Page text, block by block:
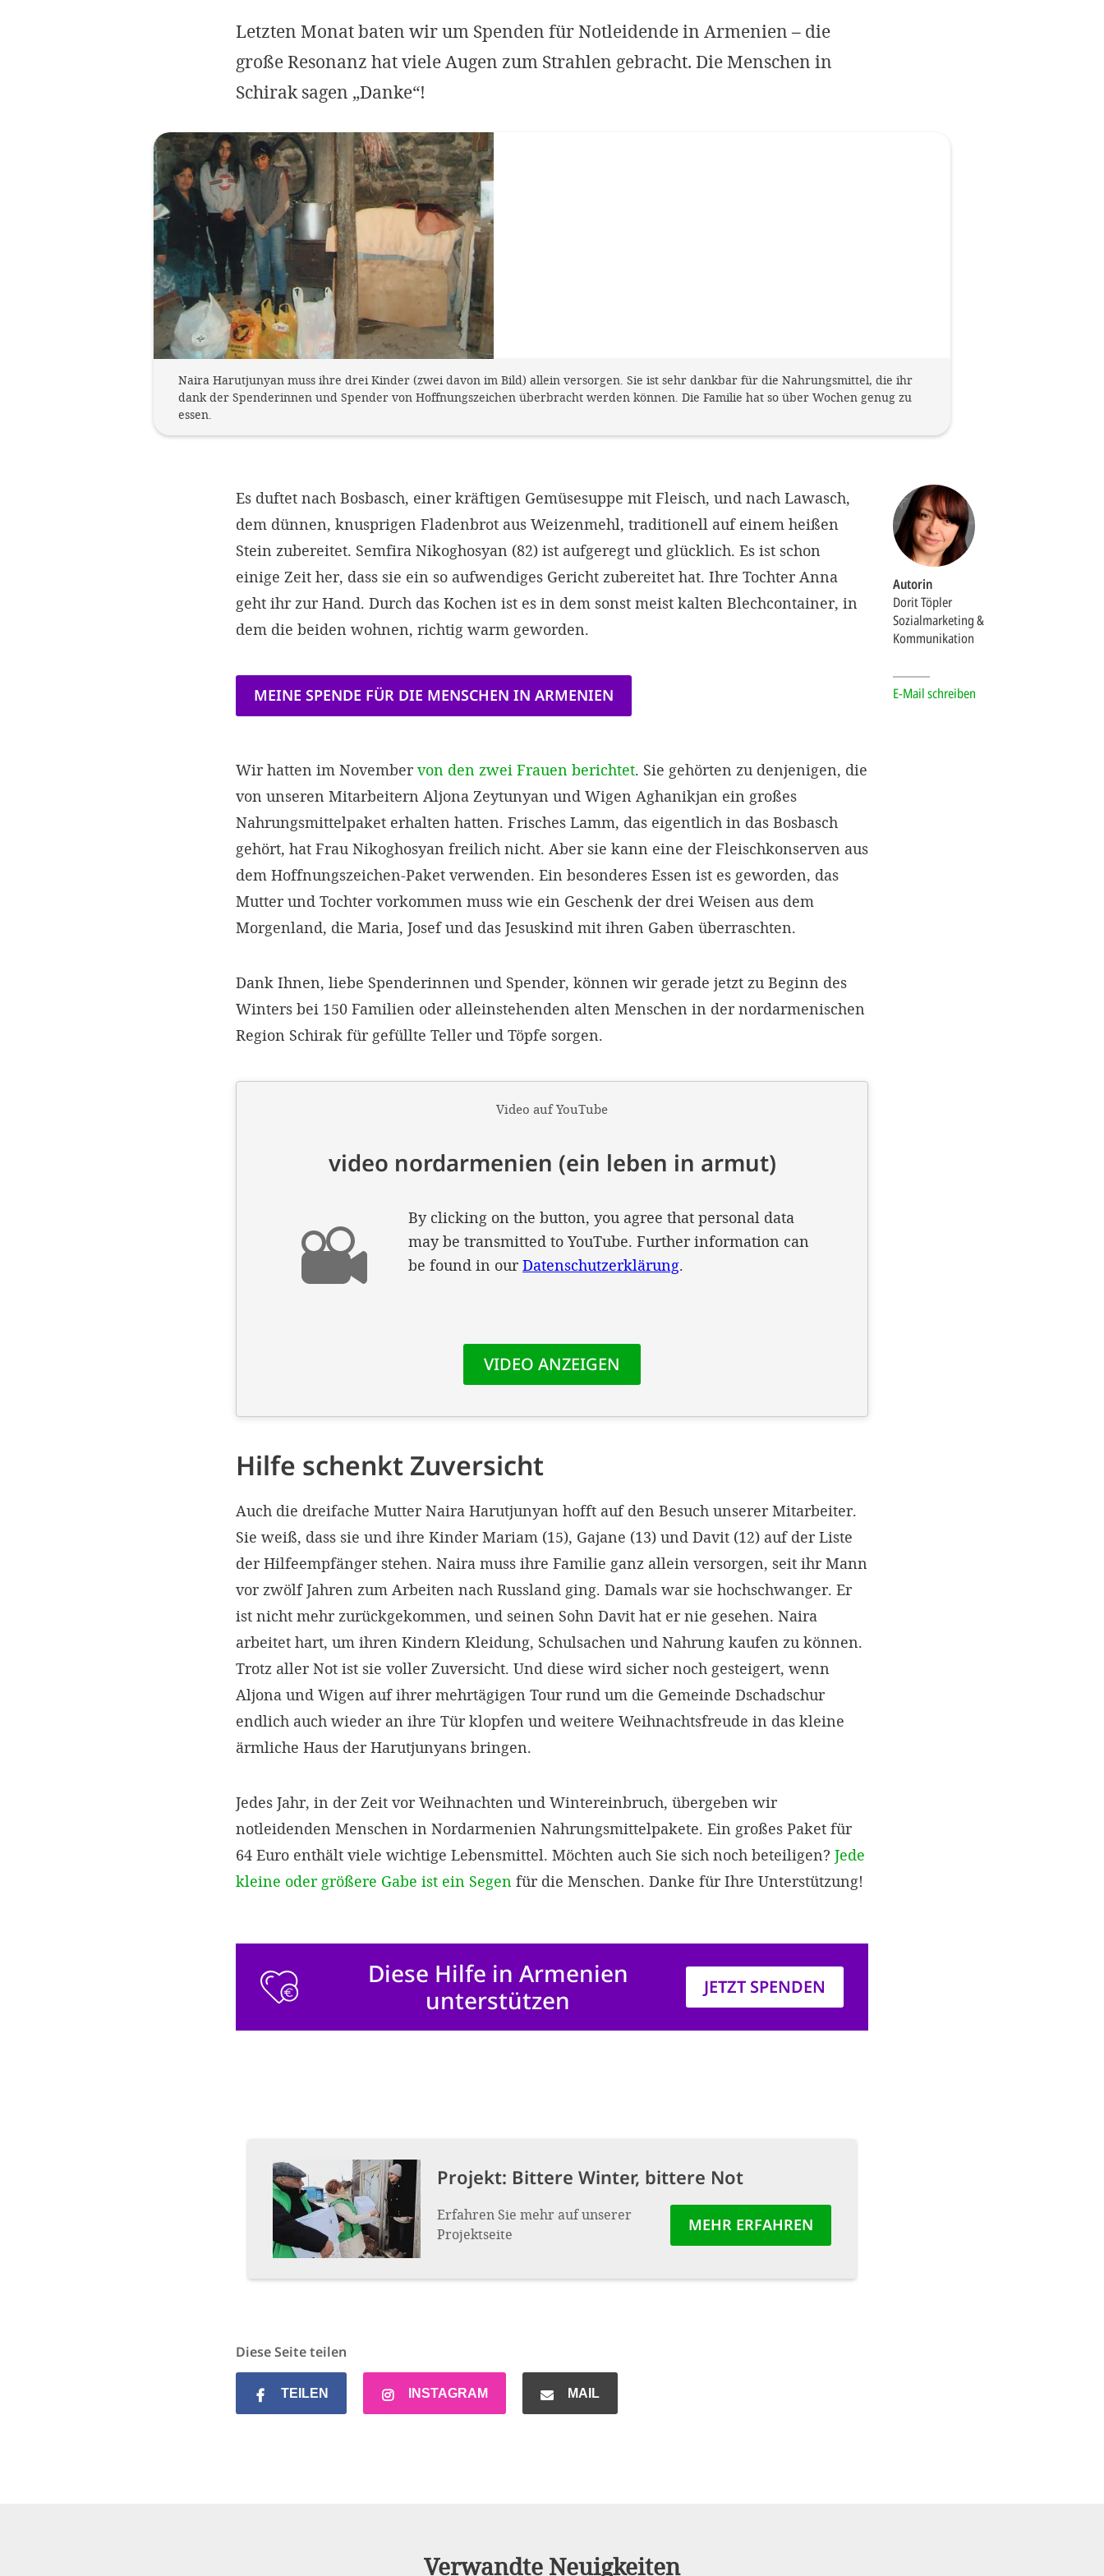
Letzten Monat baten wir um Spenden für Notleidende in Armenien – die
große Resonanz hat viele Augen zum Strahlen gebracht. Die Menschen in
Schirak sagen „Danke“!
Naira Harutjunyan muss ihre drei Kinder (zwei davon im Bild) allein versorgen. Sie ist sehr dankbar für die Nahrungsmittel, die ihr
dank der Spenderinnen und Spender von Hoffnungszeichen überbracht werden können. Die Familie hat so über Wochen genug zu
essen.
Autorin
Dorit Töpler
Sozialmarketing &
Kommunikation
E-Mail schreiben
Es duftet nach Bosbasch, einer kräftigen Gemüsesuppe mit Fleisch, und nach Lawasch,
dem dünnen, knusprigen Fladenbrot aus Weizenmehl, traditionell auf einem heißen
Stein zubereitet. Semfira Nikoghosyan (82) ist aufgeregt und glücklich. Es ist schon
einige Zeit her, dass sie ein so aufwendiges Gericht zubereitet hat. Ihre Tochter Anna
geht ihr zur Hand. Durch das Kochen ist es in dem sonst meist kalten Blechcontainer, in
dem die beiden wohnen, richtig warm geworden.
MEINE SPENDE FÜR DIE MENSCHEN IN ARMENIEN
Wir hatten im November von den zwei Frauen berichtet. Sie gehörten zu denjenigen, die
von unseren Mitarbeitern Aljona Zeytunyan und Wigen Aghanikjan ein großes
Nahrungsmittelpaket erhalten hatten. Frisches Lamm, das eigentlich in das Bosbasch
gehört, hat Frau Nikoghosyan freilich nicht. Aber sie kann eine der Fleischkonserven aus
dem Hoffnungszeichen-Paket verwenden. Ein besonderes Essen ist es geworden, das
Mutter und Tochter vorkommen muss wie ein Geschenk der drei Weisen aus dem
Morgenland, die Maria, Josef und das Jesuskind mit ihren Gaben überraschten.
Dank Ihnen, liebe Spenderinnen und Spender, können wir gerade jetzt zu Beginn des
Winters bei 150 Familien oder alleinstehenden alten Menschen in der nordarmenischen
Region Schirak für gefüllte Teller und Töpfe sorgen.
Hilfe schenkt Zuversicht
Auch die dreifache Mutter Naira Harutjunyan hofft auf den Besuch unserer Mitarbeiter.
Sie weiß, dass sie und ihre Kinder Mariam (15), Gajane (13) und Davit (12) auf der Liste
der Hilfeempfänger stehen. Naira muss ihre Familie ganz allein versorgen, seit ihr Mann
vor zwölf Jahren zum Arbeiten nach Russland ging. Damals war sie hochschwanger. Er
ist nicht mehr zurückgekommen, und seinen Sohn Davit hat er nie gesehen. Naira
arbeitet hart, um ihren Kindern Kleidung, Schulsachen und Nahrung kaufen zu können.
Trotz aller Not ist sie voller Zuversicht. Und diese wird sicher noch gesteigert, wenn
Aljona und Wigen auf ihrer mehrtägigen Tour rund um die Gemeinde Dschadschur
endlich auch wieder an ihre Tür klopfen und weitere Weihnachtsfreude in das kleine
ärmliche Haus der Harutjunyans bringen.
Jedes Jahr, in der Zeit vor Weihnachten und Wintereinbruch, übergeben wir
notleidenden Menschen in Nordarmenien Nahrungsmittelpakete. Ein großes Paket für
64 Euro enthält viele wichtige Lebensmittel. Möchten auch Sie sich noch beteiligen? Jede
kleine oder größere Gabe ist ein Segen für die Menschen. Danke für Ihre Unterstützung!
Diese Hilfe in Armenien
unterstützen
JETZT SPENDEN
Projekt: Bittere Winter, bittere Not
Erfahren Sie mehr auf unserer
Projektseite
MEHR ERFAHREN
Diese Seite teilen
TEILEN INSTAGRAM MAIL
Verwandte Neuigkeiten